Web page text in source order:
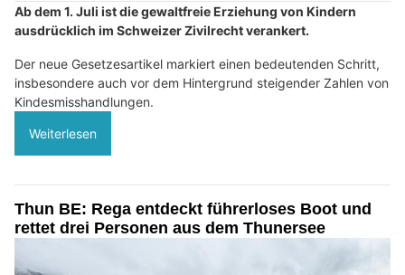
Ab dem 1. Juli ist die gewaltfreie Erziehung von Kindern
ausdrücklich im Schweizer Zivilrecht verankert.
Der neue Gesetzesartikel markiert einen bedeutenden Schritt,
insbesondere auch vor dem Hintergrund steigender Zahlen von
Kindesmisshandlungen.
Weiterlesen
Thun BE: Rega entdeckt führerloses Boot und
rettet drei Personen aus dem Thunersee